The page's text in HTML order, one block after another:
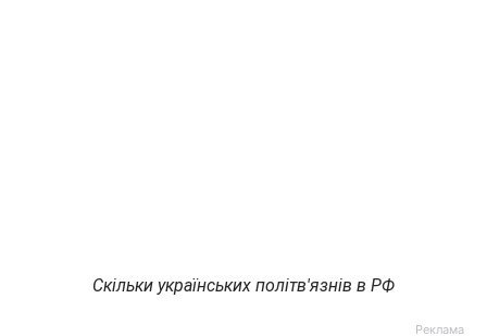
Скільки українських політв'язнів в РФ